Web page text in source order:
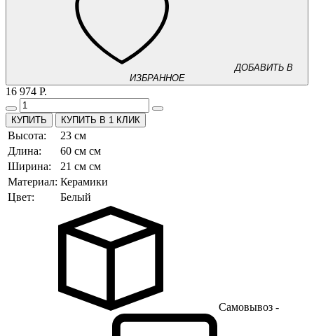
ДОБАВИТЬ В
ИЗБРАННОЕ
16 974 Р.
КУПИТЬ В 1 КЛИК
Высота:
23 см
Длина:
60 см см
Ширина:
21 см см
Материал: Керамики
Цвет:
Белый
Самовывоз -